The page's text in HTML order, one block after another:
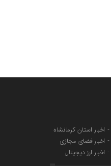
- اخبار استان کرمانشاه
- اخبار فضای مجازی
- اخبار ارز دیجیتال